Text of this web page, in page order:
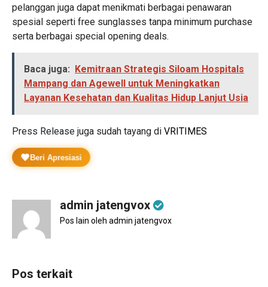
pelanggan juga dapat menikmati berbagai penawaran
spesial seperti free sunglasses tanpa minimum purchase
serta berbagai special opening deals.
Baca juga:
Kemitraan Strategis Siloam Hospitals
Mampang dan Agewell untuk Meningkatkan
Layanan Kesehatan dan Kualitas Hidup Lanjut Usia
Press Release juga sudah tayang di VRITIMES
Beri Apresiasi
admin jatengvox
Pos lain oleh admin jatengvox
Pos terkait